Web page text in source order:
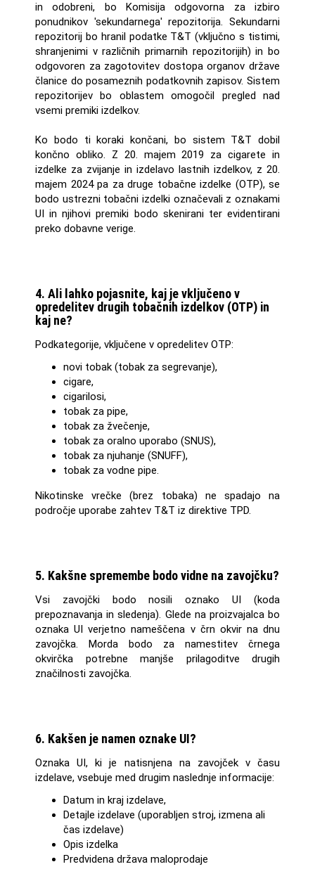
in odobreni, bo Komisija odgovorna za izbiro
ponudnikov 'sekundarnega' repozitorija. Sekundarni
repozitorij bo hranil podatke T&T (vključno s tistimi,
shranjenimi v različnih primarnih repozitorijih) in bo
odgovoren za zagotovitev dostopa organov države
članice do posameznih podatkovnih zapisov. Sistem
repozitorijev bo oblastem omogočil pregled nad
vsemi premiki izdelkov.
Ko bodo ti koraki končani, bo sistem T&T dobil
končno obliko. Z 20. majem 2019 za cigarete in
izdelke za zvijanje in izdelavo lastnih izdelkov, z 20.
majem 2024 pa za druge tobačne izdelke (OTP), se
bodo ustrezni tobačni izdelki označevali z oznakami
UI in njihovi premiki bodo skenirani ter evidentirani
preko dobavne verige.
4. Ali lahko pojasnite, kaj je vključeno v
opredelitev drugih tobačnih izdelkov (OTP) in
kaj ne?
Podkategorije, vključene v opredelitev OTP:
novi tobak (tobak za segrevanje),
cigare,
cigarilosi,
tobak za pipe,
tobak za žvečenje,
tobak za oralno uporabo (SNUS),
tobak za njuhanje (SNUFF),
tobak za vodne pipe.
Nikotinske vrečke (brez tobaka) ne spadajo na
področje uporabe zahtev T&T iz direktive TPD.
5. Kakšne spremembe bodo vidne na zavojčku?
Vsi zavojčki bodo nosili oznako UI (koda
prepoznavanja in sledenja). Glede na proizvajalca bo
oznaka UI verjetno nameščena v črn okvir na dnu
zavojčka. Morda bodo za namestitev črnega
okvirčka potrebne manjše prilagoditve drugih
značilnosti zavojčka.
6. Kakšen je namen oznake UI?
Oznaka UI, ki je natisnjena na zavojček v času
izdelave, vsebuje med drugim naslednje informacije:
Datum in kraj izdelave,
Detajle izdelave (uporabljen stroj, izmena ali
čas izdelave)
Opis izdelka
Predvidena država maloprodaje